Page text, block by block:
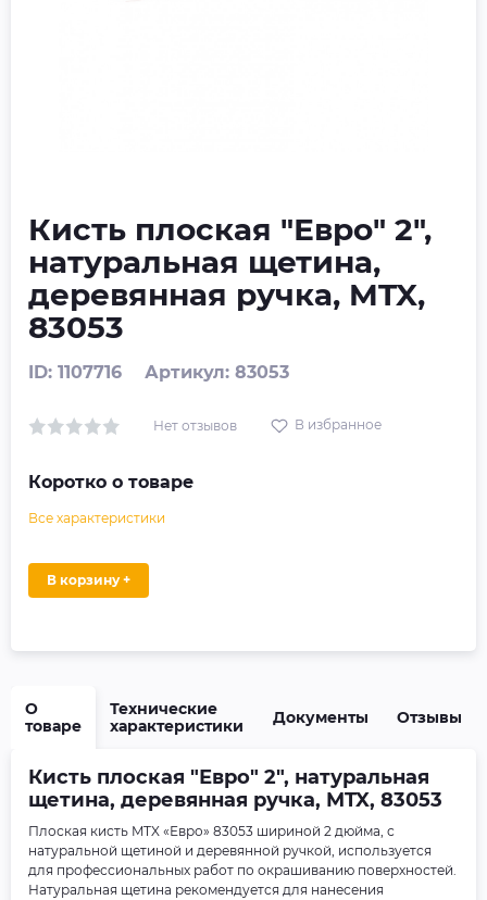
Кисть плоская "Евро" 2",
натуральная щетина,
деревянная ручка, MTX,
83053
ID: 1107716 Артикул: 83053
Нет отзывов В избранное
Коротко о товаре
Все характеристики
В корзину +
О
товаре
Технические
характеристики
Документы Отзывы
Кисть плоская "Евро" 2", натуральная
щетина, деревянная ручка, MTX, 83053
Плоская кисть MTX «Евро» 83053 шириной 2 дюйма, с
натуральной щетиной и деревянной ручкой, используется
для профессиональных работ по окрашиванию поверхностей.
Натуральная щетина рекомендуется для нанесения